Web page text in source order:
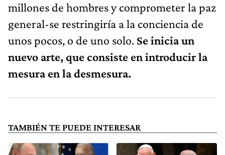
millones de hombres y comprometer la paz
general-se restringiría a la conciencia de
unos pocos, o de uno solo. Se inicia un
nuevo arte, que consiste en introducir la
mesura en la desmesura.
TAMBIÉN TE PUEDE INTERESAR